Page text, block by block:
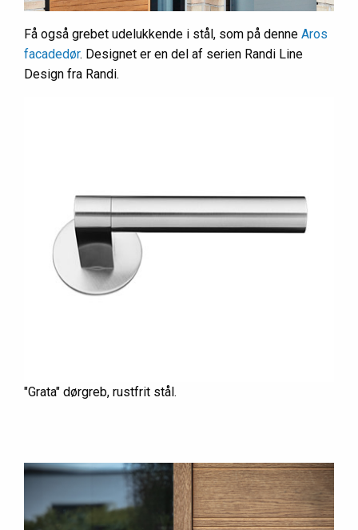
Få også grebet udelukkende i stål, som på denne Aros
facadedør. Designet er en del af serien Randi Line
Design fra Randi.
"Grata" dørgreb, rustfrit stål.